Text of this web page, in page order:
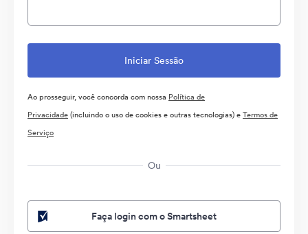
Ao prosseguir, você concorda com nossa Política de
Privacidade(incluindo o uso de cookies e outras tecnologias) eTermos de
Serviço
Ou
Faça login com o Smartsheet